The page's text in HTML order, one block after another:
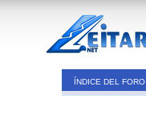
ÍNDICE DEL FORO